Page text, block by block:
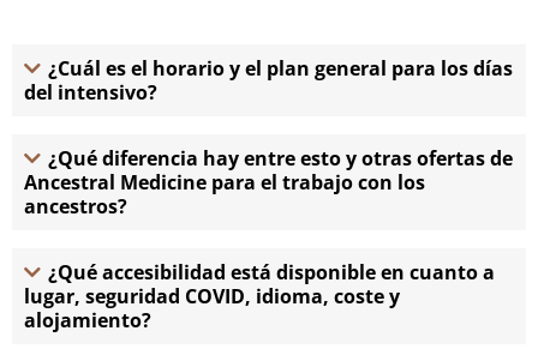
¿Cuál es el horario y el plan general para los días
del intensivo?
¿Qué diferencia hay entre esto y otras ofertas de
Ancestral Medicine para el trabajo con los
ancestros?
¿Qué accesibilidad está disponible en cuanto a
lugar, seguridad COVID, idioma, coste y
alojamiento?